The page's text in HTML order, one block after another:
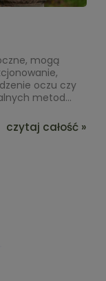
mogą
oczu czy
metod...
czytaj całość »